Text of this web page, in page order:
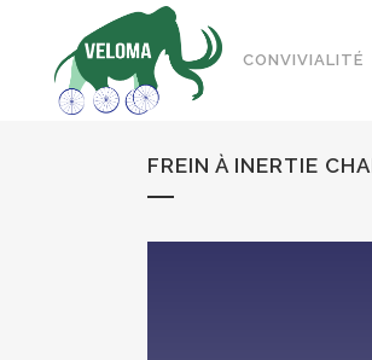
CONVIVIALITÉ
FREIN À INERTIE